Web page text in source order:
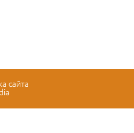
сайта